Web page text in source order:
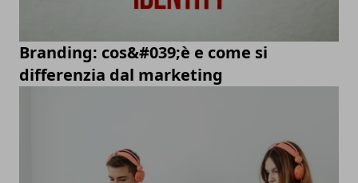
Branding: cos&#039;è e come si
differenzia dal marketing